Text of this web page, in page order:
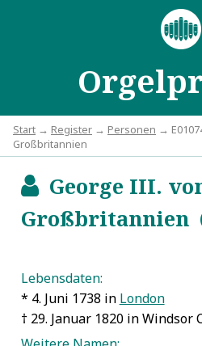
Start → Register → Personen →
Großbritannien
bGeorge III.
Großbritannien
Lebensdaten:
* 4. Juni 1738 in London
† 29. Januar 1820 in Windsor